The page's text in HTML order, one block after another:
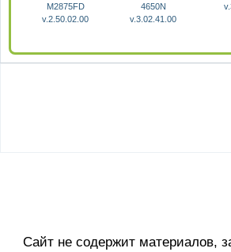
M2875FD
v.2.50.02.00
4650N
v.3.02.41.00
Сайт не содержит материалов,